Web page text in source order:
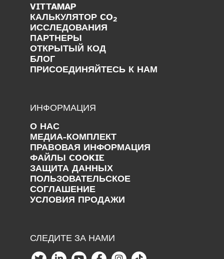
VITTAMAP
КАЛЬКУЛЯТОР CO2
ИССЛЕДОВАНИЯ
ПАРТНЕРЫ
ОТКРЫТЫЙ КОД
БЛОГ
ПРИСОЕДИНЯЙТЕСЬ К НАМ
ИНФОРМАЦИЯ
О НАС
МЕДИА-КОМПЛЕКТ
ПРАВОВАЯ ИНФОРМАЦИЯ
ФАЙЛЫ COOKIE
ЗАЩИТА ДАННЫХ
ПОЛЬЗОВАТЕЛЬСКОЕ
СОГЛАШЕНИЕ
УСЛОВИЯ ПРОДАЖИ
СЛЕДИТЕ ЗА НАМИ